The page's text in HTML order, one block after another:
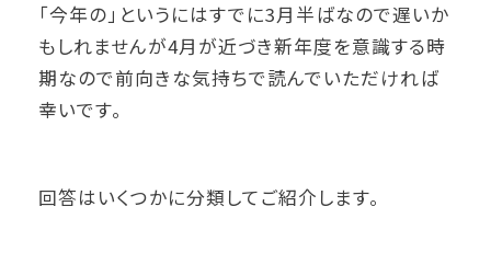
「今年の」というにはすでに3月半ばなので遅いか
もしれませんが4月が近づき新年度を意識する時
期なので前向きな気持ちで読んでいただければ
幸いです。
回答はいくつかに分類してご紹介します。